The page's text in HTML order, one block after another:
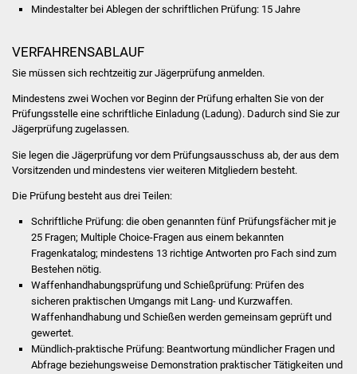
Was erledige ich wo
Lebenslagen
Formulare
Bürgerinfos
Schulen
Kolping-Musikschule
Volkshochschule
Mindestalter bei Ablegen der schriftlichen Prüfung: 15 Jahre
VERFAHRENSABLAUF
Sie müssen sich rechtzeitig zur Jägerprüfung anmelden.
Mindestens zwei Wochen vor Beginn der Prüfung erhalten Sie von der
Prüfungsstelle eine schriftliche Einladung (Ladung). Dadurch sind Sie zur
Jägerprüfung zugelassen.
Sie legen die Jägerprüfung vor dem Prüfungsausschuss ab, der aus dem
Vorsitzenden und mindestens vier weiteren Mitgliedern besteht.
Die Prüfung besteht aus drei Teilen:
Schriftliche Prüfung: die oben genannten fünf Prüfungsfächer mit je
25 Fragen; Multiple Choice-Fragen aus einem bekannten
Fragenkatalog; mindestens 13 richtige Antworten pro Fach sind zum
Bestehen nötig.
Waffenhandhabungsprüfung und Schießprüfung: Prüfen des
sicheren praktischen Umgangs mit Lang- und Kurzwaffen.
Waffenhandhabung und Schießen werden gemeinsam geprüft und
gewertet.
Mündlich-praktische Prüfung: Beantwortung mündlicher Fragen und
Abfrage beziehungsweise Demonstration praktischer Tätigkeiten und